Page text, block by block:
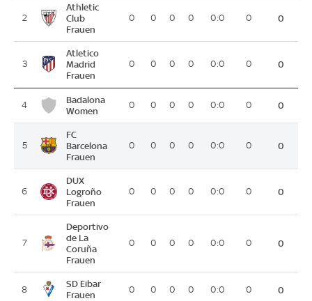
2
Athletic
Club
Frauen
0 0 0 0 0:0 0 0
3
Atletico
Madrid
Frauen
0 0 0 0 0:0 0 0
4
Badalona
Women
0 0 0 0 0:0 0 0
5
FC
Barcelona
Frauen
0 0 0 0 0:0 0 0
6
DUX
Logroño
Frauen
0 0 0 0 0:0 0 0
7
Deportivo
de La
Coruña
Frauen
0 0 0 0 0:0 0 0
8
SD Eibar
Frauen
0 0 0 0 0:0 0 0